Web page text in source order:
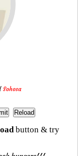
Sohosa
button & try